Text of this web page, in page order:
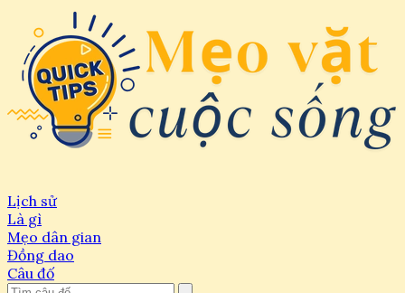
Lịch sử
Là gì
Mẹo dân gian
Đồng dao
Câu đố